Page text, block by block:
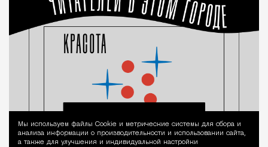
Уведомление
Мы используем файлы Сookie и метрические системы для сбора и
анализа информации о производительности и использовании сайта,
а также для улучшения и индивидуальной настройки